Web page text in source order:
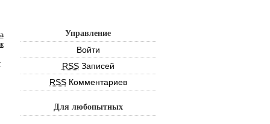
Управление
Войти
RSSЗаписей
RSSКомментариев
Для любопытных